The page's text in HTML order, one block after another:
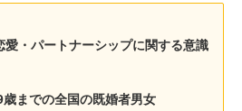
・パートナーシップに関する意識
までの全国の既婚者男女